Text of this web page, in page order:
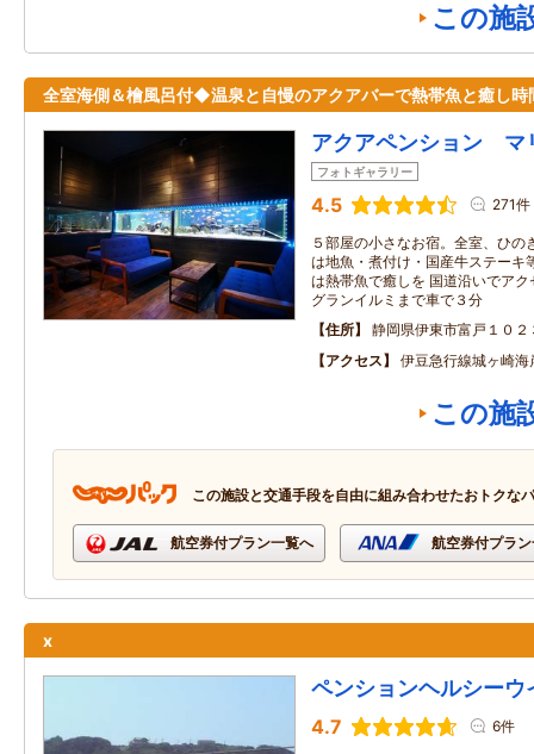
この施
全室海側＆檜風呂付◆温泉と自慢のアクアバーで熱帯魚と癒し時
アクアペンション マ
フォトギャラリー
4.5 271件
５部屋の小さなお宿。全室、ひの
は地魚・煮付け・国産牛ステーキ
は熱帯魚で癒しを 国道沿いでア
グランイルミまで車で３分
住所
静岡県伊東市富戸１０２
アクセス
伊豆急行線城ヶ崎
この施
この施設と交通手段を自由に組み合わせたおトクな
航空券付プラン一覧へ 航空券付プラ
x
ペンションヘルシーウ
4.7 6件